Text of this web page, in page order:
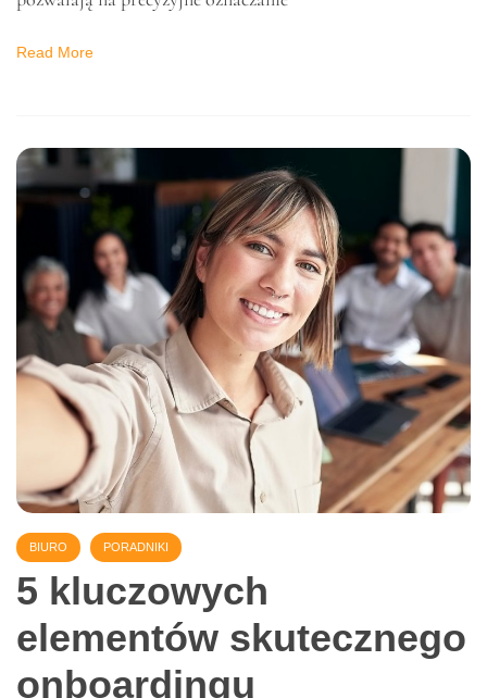
do etykiet dla Twojej
firmy?
Wybór odpowiedniej drukarki do etykiet to kluczowy
element dla firm, które chcą usprawnić swoje procesy
logistyczne, produkcyjne lub sprzedażowe. Drukarki etykiet
pozwalają na precyzyjne oznaczanie
Read More